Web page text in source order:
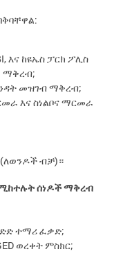
ከዩኤስ ፓርክ ፖሊስ
ማቅረብ;
መዝገብ ማቅረብ;
እና ስነልቦና ማርመራ
ብቻ)።
ሰነዶች ማቅረብ
ተማሪ ፈቃድ;
ወረቀት ምስክር;